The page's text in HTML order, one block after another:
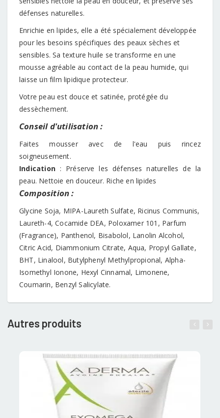
défenses naturelles.
Enrichie en lipides, elle a été spécialement développée
pour les besoins spécifiques des peaux sèches et
sensibles. Sa texture huile se transforme en une
mousse agréable au contact de la peau humide, qui
laisse un film lipidique protecteur.
Votre peau est douce et satinée, protégée du
dessèchement.
Conseil d'utilisation :
Faites mousser avec de l'eau puis rincez
soigneusement.
Indication : Préserve les défenses naturelles de la
peau. Nettoie en douceur. Riche en lipides
Composition :
Glycine Soja, MIPA-Laureth Sulfate, Ricinus Communis,
Laureth-4, Cocamide DEA, Poloxamer 101, Parfum
(Fragrance), Panthenol, Bisabolol, Lanolin Alcohol,
Citric Acid, Diammonium Citrate, Aqua, Propyl Gallate,
BHT, Linalool, Butylphenyl Methylpropional, Alpha-
Isomethyl Ionone, Hexyl Cinnamal, Limonene,
Coumarin, Benzyl Salicylate.
Autres produits